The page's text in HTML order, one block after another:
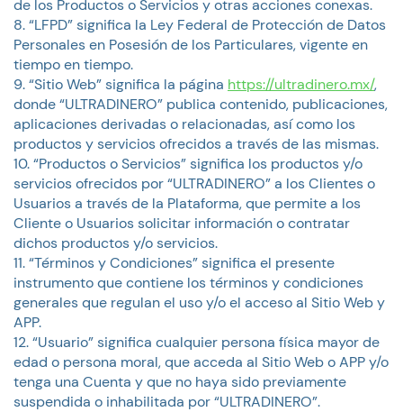
de los Productos o Servicios y otras acciones conexas.
“LFPD” significa la Ley Federal de Protección de Datos
Personales en Posesión de los Particulares, vigente en
tiempo en tiempo.
“Sitio Web” significa la página https://ultradinero.mx/,
donde “ULTRADINERO” publica contenido, publicaciones,
aplicaciones derivadas o relacionadas, así como los
productos y servicios ofrecidos a través de las mismas.
“Productos o Servicios” significa los productos y/o
servicios ofrecidos por “ULTRADINERO” a los Clientes o
Usuarios a través de la Plataforma, que permite a los
Cliente o Usuarios solicitar información o contratar
dichos productos y/o servicios.
“Términos y Condiciones” significa el presente
instrumento que contiene los términos y condiciones
generales que regulan el uso y/o el acceso al Sitio Web y
APP.
“Usuario” significa cualquier persona física mayor de
edad o persona moral, que acceda al Sitio Web o APP y/o
tenga una Cuenta y que no haya sido previamente
suspendida o inhabilitada por “ULTRADINERO”.